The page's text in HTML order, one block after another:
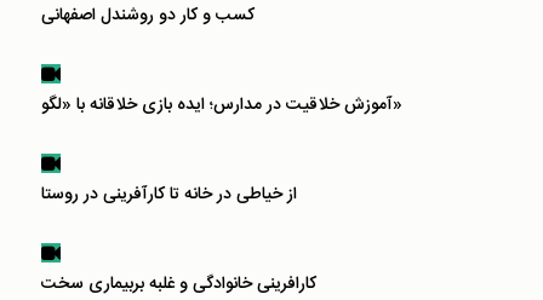
کسب و کار دو روشندل اصفهانی
آموزش خلاقیت در مدارس؛ ایده بازی خلاقانه با «لگو»
از خیاطی در خانه تا کارآفرینی در روستا
کارافرینی خانوادگی و غلبه بربیماری سخت